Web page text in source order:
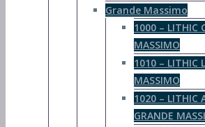
Grande Massimo
1000 – LITHIC
MASSIMO
1010 – LITHIC
MASSIMO
1020 – LITHIC
GRANDE